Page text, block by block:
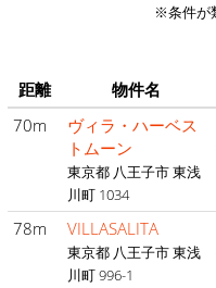
※条件が
距離 物件名
70m
ヴィラ・ハーベス
トムーン
東京都 八王子市 東浅
川町 1034
78m VILLASALITA
東京都 八王子市 東浅
川町 996-1